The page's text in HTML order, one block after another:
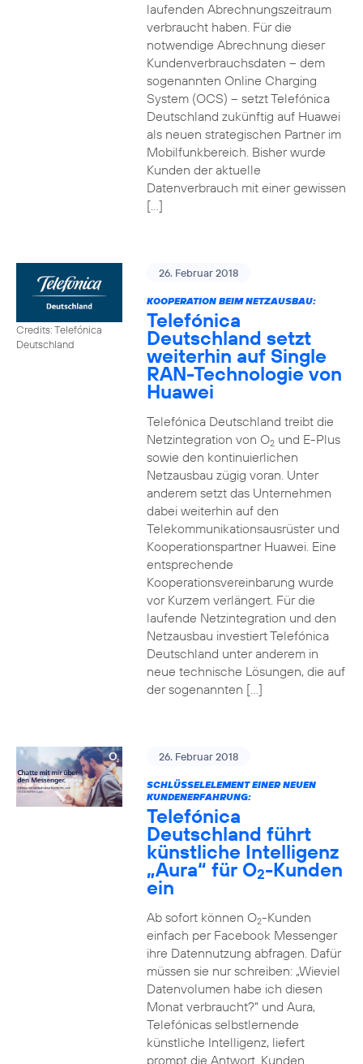
laufenden Abrechnungszeitraum
verbraucht haben. Für die
notwendige Abrechnung dieser
Kundenverbrauchsdaten – dem
sogenannten Online Charging
System (OCS) – setzt Telefónica
Deutschland zukünftig auf Huawei
als neuen strategischen Partner im
Mobilfunkbereich. Bisher wurde
Kunden der aktuelle
Datenverbrauch mit einer gewissen
[…]
Credits: Telefónica
Deutschland
26. Februar 2018
KOOPERATION BEIM NETZAUSBAU:
Telefónica
Deutschland setzt
weiterhin auf Single
RAN-Technologie von
Huawei
Telefónica Deutschland treibt die
Netzintegration von O2und E-Plus
sowie den kontinuierlichen
Netzausbau zügig voran. Unter
anderem setzt das Unternehmen
dabei weiterhin auf den
Telekommunikationsausrüster und
Kooperationspartner Huawei. Eine
entsprechende
Kooperationsvereinbarung wurde
vor Kurzem verlängert. Für die
laufende Netzintegration und den
Netzausbau investiert Telefónica
Deutschland unter anderem in
neue technische Lösungen, die auf
der sogenannten […]
26. Februar 2018
SCHLÜSSELELEMENT EINER NEUEN
KUNDENERFAHRUNG:
Telefónica
Deutschland führt
künstliche Intelligenz
„Aura“ für O2-Kunden
ein
Ab sofort können O2-Kunden
einfach per Facebook Messenger
ihre Datennutzung abfragen. Dafür
müssen sie nur schreiben: „Wieviel
Datenvolumen habe ich diesen
Monat verbraucht?“ und Aura,
Telefónicas selbstlernende
künstliche Intelligenz, liefert
prompt die Antwort. Kunden